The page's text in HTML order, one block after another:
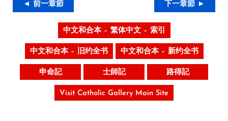
◄ 前一章節 下一章節 ►
中文和合本 – 繁体中文 – 索引
中文和合本 – 旧约全书 中文和合本 – 新约全书
申命記 士師記 路得記
Visit Catholic Gallery Main Site